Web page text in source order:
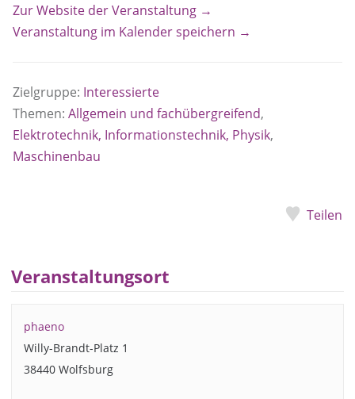
Zur Website der Veranstaltung →
Veranstaltung im Kalender speichern →
Zielgruppe: Interessierte
Themen: Allgemein und fachübergreifend,
Elektrotechnik, Informationstechnik, Physik,
Maschinenbau
Teilen
Veranstaltungsort
phaeno
Willy-Brandt-Platz 1
38440 Wolfsburg